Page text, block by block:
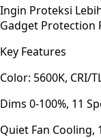
Ingin Proteksi
Gadget Protection
Key Features
Color: 5600K, CRI/
Dims 0-100%, 11
Quiet Fan Cooling,